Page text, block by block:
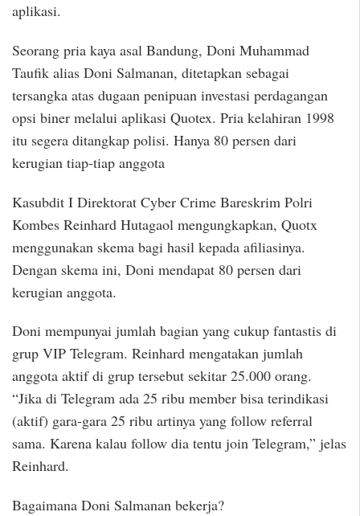
aplikasi.
Seorang pria kaya asal Bandung, Doni Muhammad
Taufik alias Doni Salmanan, ditetapkan sebagai
tersangka atas dugaan penipuan investasi perdagangan
opsi biner melalui aplikasi Quotex. Pria kelahiran 1998
itu segera ditangkap polisi. Hanya 80 persen dari
kerugian tiap-tiap anggota
Kasubdit I Direktorat Cyber Crime Bareskrim Polri
Kombes Reinhard Hutagaol mengungkapkan, Quotx
menggunakan skema bagi hasil kepada afiliasinya.
Dengan skema ini, Doni mendapat 80 persen dari
kerugian anggota.
Doni mempunyai jumlah bagian yang cukup fantastis di
grup VIP Telegram. Reinhard mengatakan jumlah
anggota aktif di grup tersebut sekitar 25.000 orang.
“Jika di Telegram ada 25 ribu member bisa terindikasi
(aktif) gara-gara 25 ribu artinya yang follow referral
sama. Karena kalau follow dia tentu join Telegram,” jelas
Reinhard.
Bagaimana Doni Salmanan bekerja?